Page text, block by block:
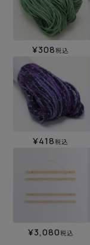
¥308税込
¥418税込
¥3,080税込